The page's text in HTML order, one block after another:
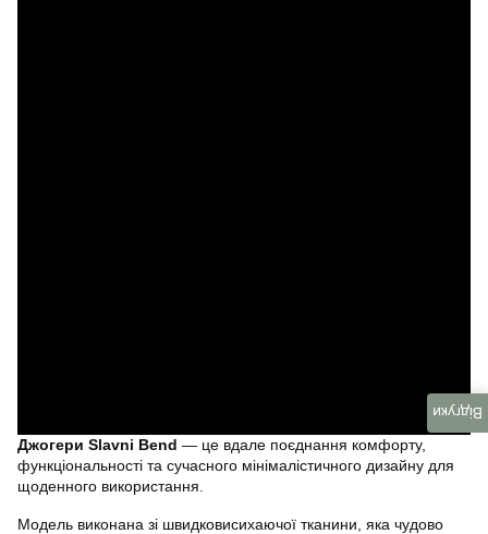
Джогери Slavni Bend — це вдале поєднання комфорту,
функціональності та сучасного мінімалістичного дизайну для
щоденного використання.
Модель виконана зі швидковисихаючої тканини, яка чудово
Відгуки